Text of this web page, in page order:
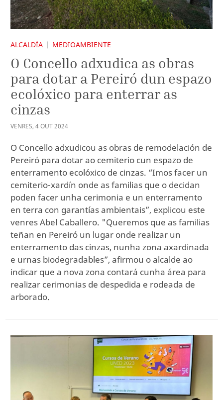
ALCALDÍA MEDIOAMBIENTE
O Concello adxudica as obras
para dotar a Pereiró dun espazo
ecolóxico para enterrar as
cinzas
VENRES, 4OUT2024
O Concello adxudicou as obras de remodelación de
Pereiró para dotar ao cemiterio cun espazo de
enterramento ecolóxico de cinzas. “Imos facer un
cemiterio-xardín onde as familias que o decidan
poden facer unha cerimonia e un enterramento
en terra con garantías ambientais”, explicou este
venres Abel Caballero. "Queremos que as familias
teñan en Pereiró un lugar onde realizar un
enterramento das cinzas, nunha zona axardinada
e urnas biodegradables”, afirmou o alcalde ao
indicar que a nova zona contará cunha área para
realizar cerimonias de despedida e rodeada de
arborado.